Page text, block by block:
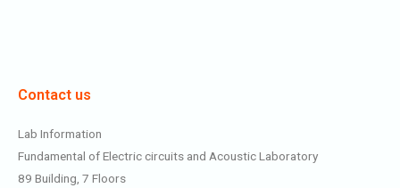
Contact us
Lab Information
Fundamental of Electric circuits and Acoustic Laboratory
89 Building, 7 Floors